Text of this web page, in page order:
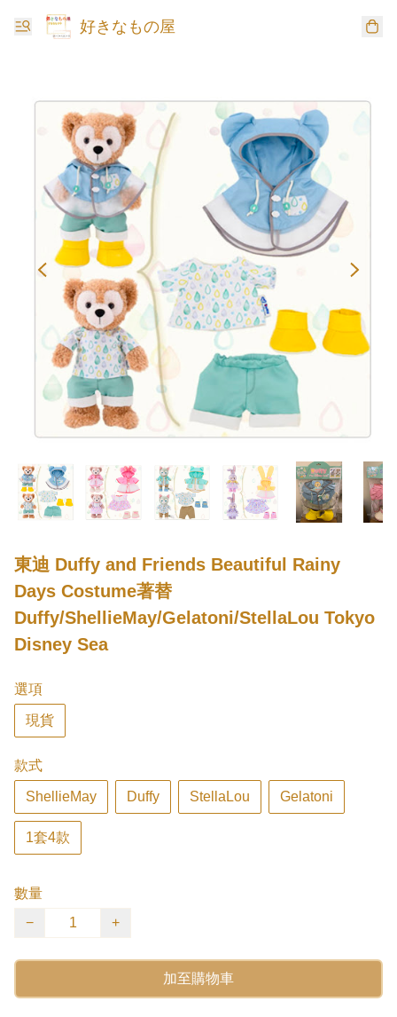
好きなもの屋
東迪 Duffy and Friends Beautiful Rainy
Days Costume著替
Duffy/ShellieMay/Gelatoni/StellaLou Tokyo
Disney Sea
選項
現貨
款式
ShellieMay Duffy StellaLou Gelatoni
1套4款
數量
−
+
加至購物車